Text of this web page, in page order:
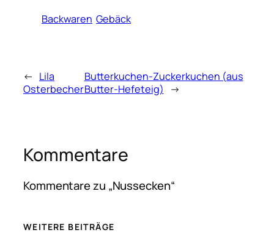
Backwaren Gebäck
← Lila
Osterbecher
Butterkuchen-Zuckerkuchen (aus
Butter-Hefeteig)
→
Kommentare
Kommentare zu „Nussecken“
WEITERE BEITRÄGE